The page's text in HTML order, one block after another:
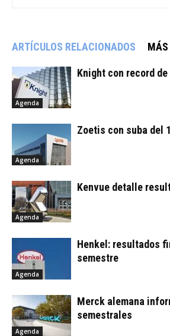
ARTÍCULOS RELACIONADOS MÁS
Agenda
Knight con record
Agenda
Zoetis con suba del
Agenda
Kenvue detalle
Agenda
Henkel: resultados
semestre
Agenda
Merck alemana
semestrales